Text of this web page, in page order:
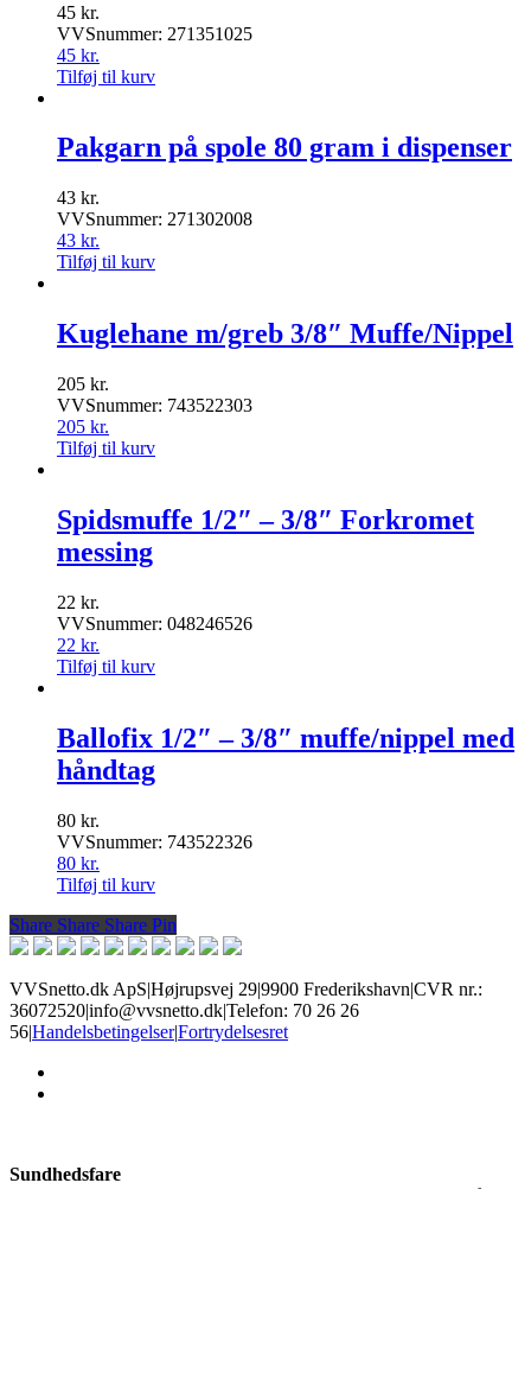
45 kr.
VVSnummer: 271351025
45 kr.
Tilføj til kurv
Pakgarn på spole 80 gram i dispenser
43 kr.
VVSnummer: 271302008
43 kr.
Tilføj til kurv
Kuglehane m/greb 3/8″ Muffe/Nippel
205 kr.
VVSnummer: 743522303
205 kr.
Tilføj til kurv
Spidsmuffe 1/2″ – 3/8″ Forkromet
messing
22 kr.
VVSnummer: 048246526
22 kr.
Tilføj til kurv
Ballofix 1/2″ – 3/8″ muffe/nippel med
håndtag
80 kr.
VVSnummer: 743522326
80 kr.
Tilføj til kurv
Share
Share Share Share Pin
VVSnetto.dk ApS|Højrupsvej 29|9900 Frederikshavn|CVR nr.:
36072520|info@vvsnetto.dk|Telefon: 70 26 26
56|Handelsbetingelser|Fortrydelsesret
Sundhedsfare
Produkter med dette mærke kan give slem irritation i øjne og på hud,